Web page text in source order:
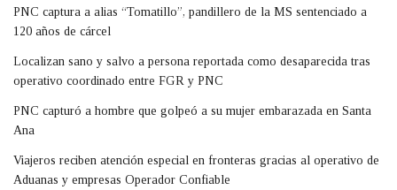
PNC captura a alias “Tomatillo”, pandillero de la MS sentenciado a
120 años de cárcel
Localizan sano y salvo a persona reportada como desaparecida tras
operativo coordinado entre FGR y PNC
PNC capturó a hombre que golpeó a su mujer embarazada en Santa
Ana
Viajeros reciben atención especial en fronteras gracias al operativo de
Aduanas y empresas Operador Confiable